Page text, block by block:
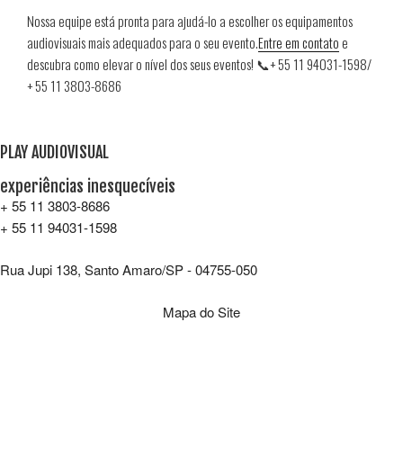
Nossa equipe está pronta para ajudá-lo a escolher os equipamentos
audiovisuais mais adequados para o seu evento.Entre em contatoe
descubra como elevar o nível dos seus eventos! 📞+ 55 11 94031-1598/
+ 55 11 3803-8686
PLAY AUDIOVISUAL
experiências inesquecíveis
+ 55 11 3803-8686
+ 55 11 94031-1598
Rua Jupi 138, Santo Amaro/SP - 04755-050
Mapa do Site